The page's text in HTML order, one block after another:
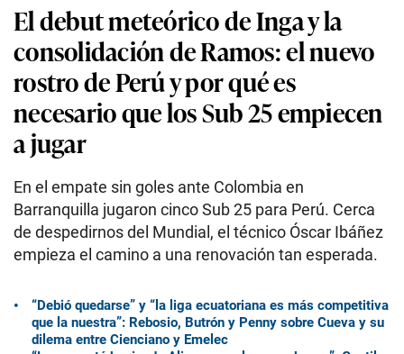
El debut meteórico de Inga y la
consolidación de Ramos: el nuevo
rostro de Perú y por qué es
necesario que los Sub 25 empiecen
a jugar
En el empate sin goles ante Colombia en
Barranquilla jugaron cinco Sub 25 para Perú. Cerca
de despedirnos del Mundial, el técnico Óscar Ibáñez
empieza el camino a una renovación tan esperada.
“Debió quedarse” y “la liga ecuatoriana es más competitiva
que la nuestra”: Rebosio, Butrón y Penny sobre Cueva y su
dilema entre Cienciano y Emelec